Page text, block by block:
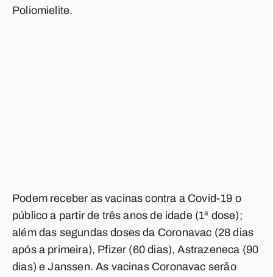
Poliomielite.
Podem receber as vacinas contra a Covid-19 o
público a partir de três anos de idade (1ª dose);
além das segundas doses da Coronavac (28 dias
após a primeira), Pfizer (60 dias), Astrazeneca (90
dias) e Janssen. As vacinas Coronavac serão